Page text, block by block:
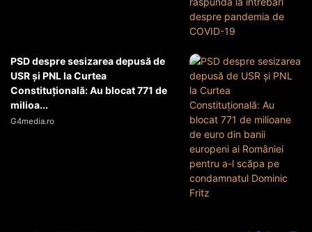
PSD despre sesizarea depusă de
USR și PNL la Curtea
Constituțională: Au blocat 771 de
milioa...
G4media.ro